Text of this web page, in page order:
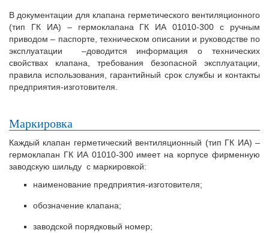
В документации для клапана герметического вентиляционного
(тип ГК ИА) – гермоклапана ГК ИА 01010-300 с ручным
приводом – паспорте, техническом описании и руководстве по
эксплуатации –доводится информация о технических
свойствах клапана, требования безопасной эксплуатации,
правила использования, гарантийный срок службы и контакты
предприятия-изготовителя.
Маркировка
Каждый клапан герметический вентиляционный (тип ГК ИА) –
гермоклапан ГК ИА 01010-300 имеет на корпусе фирменную
заводскую шильду с маркировкой:
наименование предприятия-изготовителя;
обозначение клапана;
заводской порядковый номер;